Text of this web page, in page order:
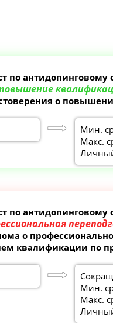
по антидопинговому
о
Мин.
Макс.
по антидопинговому
о
квалификации по
Мин.
Макс.